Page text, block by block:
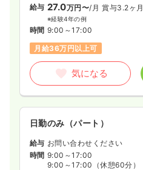
給与 27.0万円〜/月 賞与3.2ヶ月
※経験4年の例
時間 9:00～17:00
月給36万円以上可
気になる
日勤のみ（パート）
給与 お問い合わせください
時間 9:00～17:00
9:00～17:00 （休憩60分）